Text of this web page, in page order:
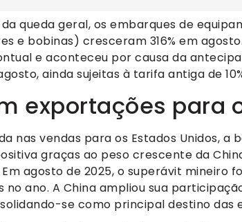
queda geral, os embarques de
e bobinas) cresceram 316% em
e aconteceu por causa da
ainda sujeitas à tarifa antiga de
exportações para
nas vendas para os Estados Unidos, a
graças ao peso crescente da
agosto de 2025, o superávit mineiro
no ano. A China ampliou sua
se como principal destino das